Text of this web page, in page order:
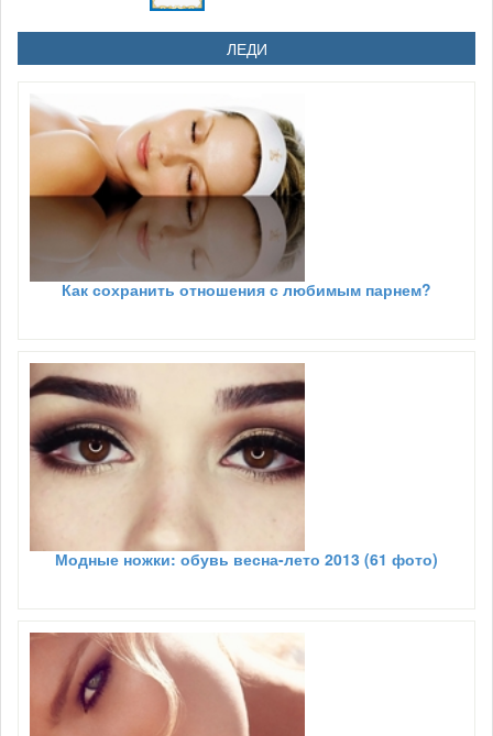
ЛЕДИ
Как сохранить отношения с любимым парнем?
Модные ножки: обувь весна-лето 2013 (61 фото)